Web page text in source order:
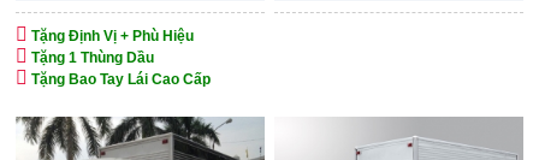
Tặng Định Vị + Phù Hiệu
Tặng 1 Thùng Dầu
Tặng Bao Tay Lái Cao Cấp